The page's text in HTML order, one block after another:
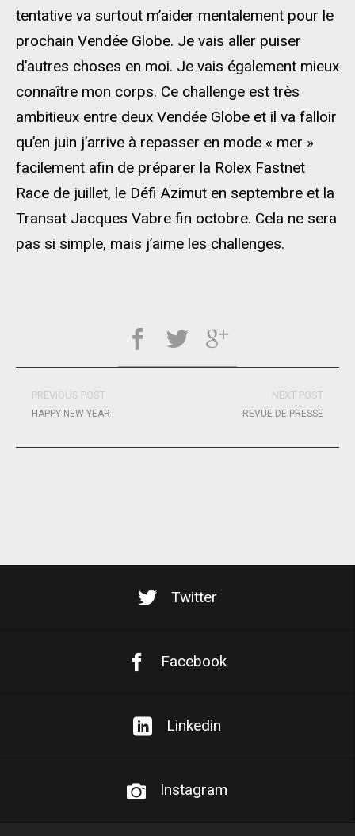
tentative va surtout m’aider mentalement pour le
prochain Vendée Globe. Je vais aller puiser
d’autres choses en moi. Je vais également mieux
connaître mon corps. Ce challenge est très
ambitieux entre deux Vendée Globe et il va falloir
qu’en juin j’arrive à repasser en mode « mer »
facilement afin de préparer la Rolex Fastnet
Race de juillet, le Défi Azimut en septembre et la
Transat Jacques Vabre fin octobre. Cela ne sera
pas si simple, mais j’aime les challenges.
PREVIOUS POST
HAPPY NEW YEAR
NEXT POST
REVUE DE PRESSE
Twitter
Facebook
Linkedin
Instagram